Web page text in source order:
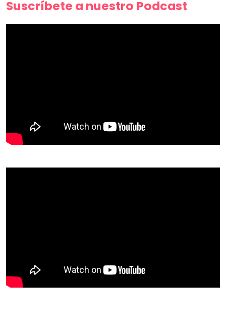
Suscríbete a nuestro Podcast